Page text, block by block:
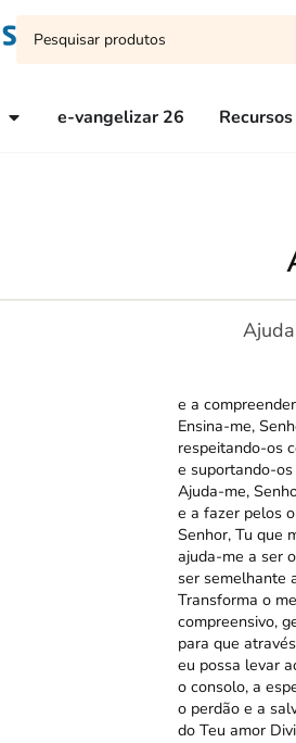
e-vangelizar 26 Recursos
e a
Ensina-me,
respeitando-os
e suportando-
Ajuda-me,
e a fazer pelos
Senhor, Tu que
ajuda-me a ser
ser semelhante
Transforma o
compreensivo,
para que
eu possa levar
o consolo, a
o perdão e a
do Teu amor